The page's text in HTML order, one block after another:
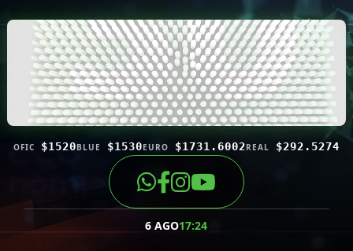
OFIC $1520BLUE $1530EURO $1731.6002REAL $292.5274
6 AGO17:24